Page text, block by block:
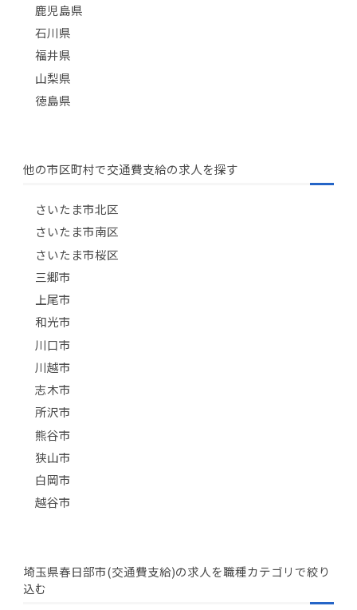
鹿児島県
石川県
福井県
山梨県
徳島県
他の市区町村で交通費支給の求人を探す
さいたま市北区
さいたま市南区
さいたま市桜区
三郷市
上尾市
和光市
川口市
川越市
志木市
所沢市
熊谷市
狭山市
白岡市
越谷市
埼玉県春日部市(交通費支給)の求人を職種カテゴリで絞り
込む